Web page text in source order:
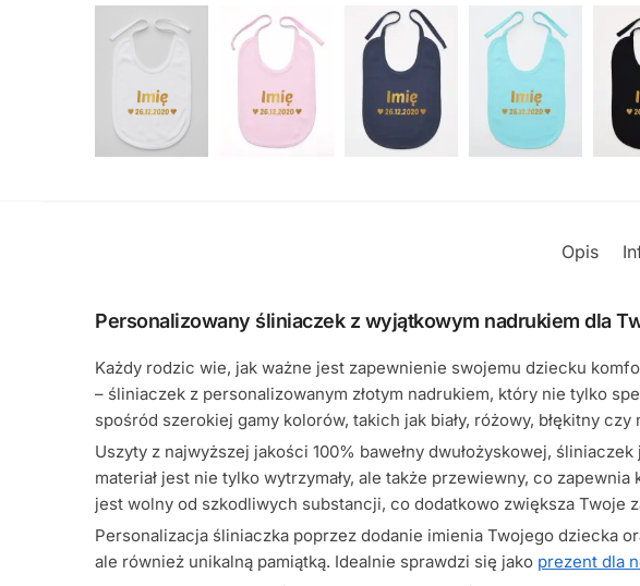
Opis
Personalizowany śliniaczek z wyjątkowym nadrukiem dla
Każdy rodzic wie, jak ważne jest zapewnienie swojemu dziecku
– śliniaczek z personalizowanym złotym nadrukiem, który nie tylko
spośród szerokiej gamy kolorów, takich jak biały, różowy, błękitny
Uszyty z najwyższej jakości 100% bawełny dwułożyskowej,
materiał jest nie tylko wytrzymały, ale także przewiewny, co
jest wolny od szkodliwych substancji, co dodatkowo zwiększa Twoje
Personalizacja śliniaczka poprzez dodanie imienia Twojego dziecka
ale również unikalną pamiątką. Idealnie sprawdzi się jako prezent dla